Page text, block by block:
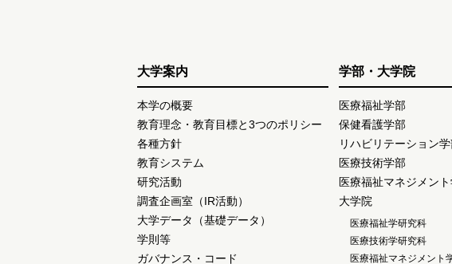
大学案内
本学の概要
教育理念・教育目標と3つのポリシー
各種方針
教育システム
研究活動
調査企画室（IR活動）
大学データ（基礎データ）
学則等
ガバナンス・コード
学部・大学院
医療福祉学部
保健看護学部
リハビリテーション
医療技術学部
医療福祉マネジメン
大学院
医療福祉学研究科
医療技術学研究科
医療福祉マネジメント